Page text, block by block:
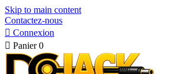
Skip to main content
Contactez-nous
 Connexion
 Panier 0